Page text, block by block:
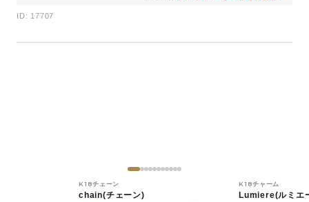
ID: 17707
K18チェーン
chain(チェーン)
K18チャーム
Lumiere(ルミエ